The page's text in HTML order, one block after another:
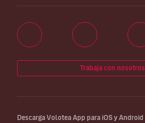
Trabaja con nosotros
Descarga Volotea App para iOS y Android